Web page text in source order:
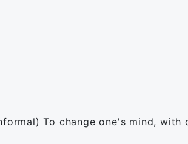
To change one's mind,